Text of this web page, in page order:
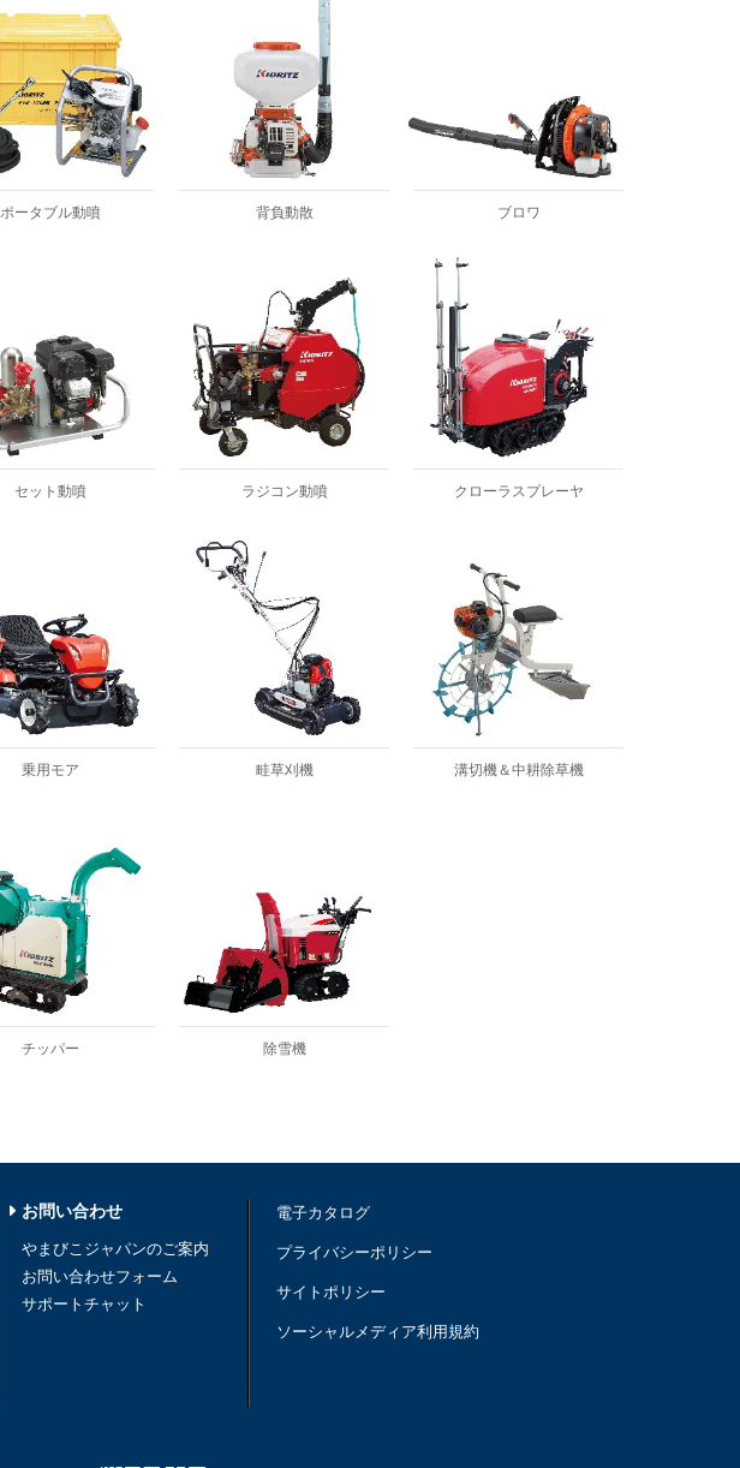
ポータブル動噴 背負動散 ブロワ
セット動噴 ラジコン動噴 クローラスプレーヤ
乗用モア 畦草刈機 溝切機＆中耕除草機
チッパー 除雪機
お問い合わせ
やまびこジャパンのご案内
お問い合わせフォーム
サポートチャット
電子カタログ
プライバシーポリシー
サイトポリシー
ソーシャルメディア利用規約